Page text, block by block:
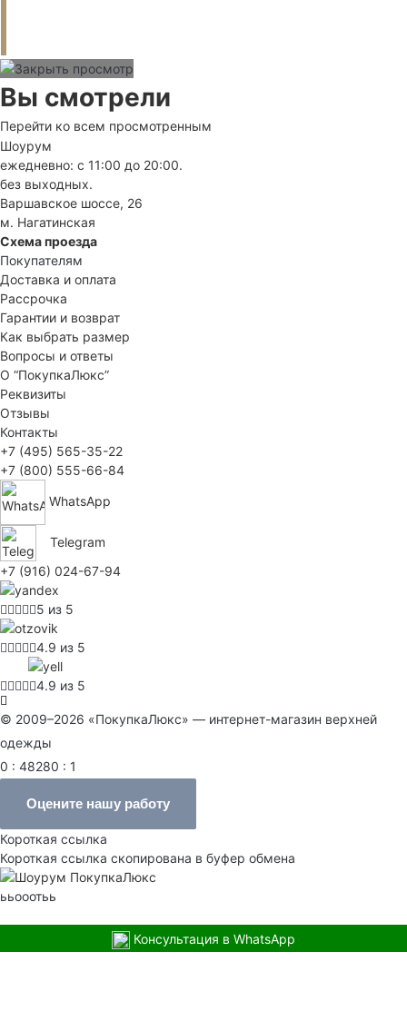
Вы смотрели
Перейти ко всем просмотренным
Шоурум
ежедневно: с 11:00 до 20:00.
без выходных.
Варшавское шоссе, 26
м. Нагатинская
Схема проезда
Покупателям
Доставка и оплата
Рассрочка
Гарантии и возврат
Как выбрать размер
Вопросы и ответы
О “ПокупкаЛюкс”
Реквизиты
Отзывы
Контакты
+7 (495) 565-35-22
+7 (800) 555-66-84
WhatsApp
Telegram
+7 (916) 024-67-94
5 из 5
4.9 из 5
4.9 из 5
© 2009–2026 «ПокупкаЛюкс» — интернет-магазин верхней
одежды
0 : 48280 : 1
Оцените нашу работу
Короткая ссылка
Короткая ссылка скопирована в буфер обмена
ььооотьь
Консультация в WhatsApp